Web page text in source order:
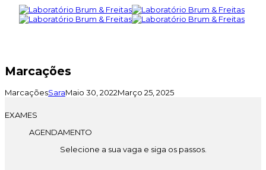
Marcações
MarcaçõesSaraMaio 30, 2022Março 25, 2025
EXAMES
AGENDAMENTO
Selecione a sua vaga e siga os passos.